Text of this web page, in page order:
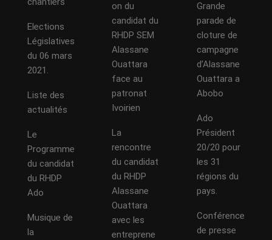
Elections
Législatives
du 06 mars
2021.
Liste des
actualités
Le
Programme
du candidat
du RHDP
Ado
Musique de
la
on du
candidat du
RHDP SEM
Alassane
Ouattara
face au
patronat
Ivoirien
La
rencontre
du candidat
du RHDP
Alassane
Ouattara
avec les
entreprene
Grande
parade de
cloture de
campagne
d’Alassane
Ouattara a
Abobo
Ado
Président
20/20 pour
les 31
régions du
pays.
Conférence
de presse